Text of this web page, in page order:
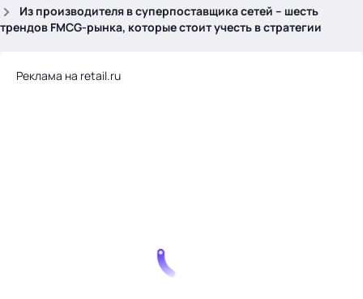
Из производителя в суперпоставщика сетей – шесть
трендов FMCG-рынка, которые стоит учесть в стратегии
Реклама на retail.ru